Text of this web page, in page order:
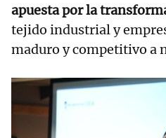
apuesta por la
tejido industrial y
maduro y competitivo a